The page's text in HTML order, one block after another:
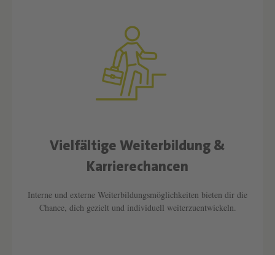
Text überspringen
Vielfältige Weiterbildung &
Karrierechancen
Interne und externe Weiterbildungsmöglichkeiten bieten dir die
Chance, dich gezielt und individuell weiterzuentwickeln.